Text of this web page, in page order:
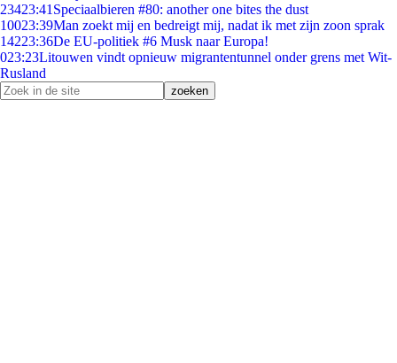
23423:41 Speciaalbieren #80: another one bites the dust
10023:39Man zoekt mij en bedreigt mij, nadat ik met zijn zoon sprak
14223:36De EU-politiek #6 Musk naar Europa!
023:23Litouwen vindt opnieuw migrantentunnel onder grens met Wit-
Rusland